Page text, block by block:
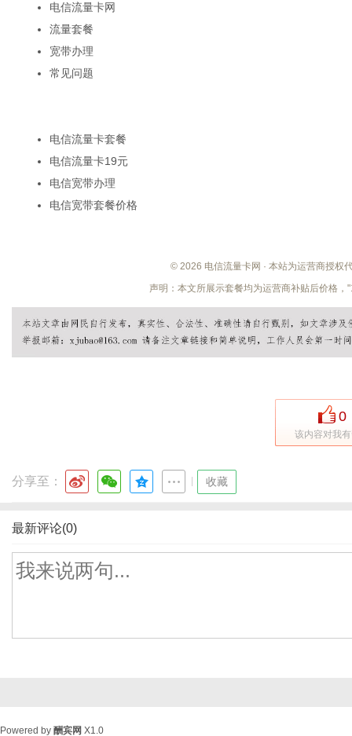
电信流量卡网
流量套餐
宽带办理
常见问题
电信流量卡套餐
电信流量卡19元
电信宽带办理
电信宽带套餐价格
© 2026 电信流量卡网 · 本站为运营商授权
声明：本文所展示套餐均为运营商补贴后价格
0
该内容对我
分享至： 收藏
最新评论(0)
Powered by 酬宾网 X1.0